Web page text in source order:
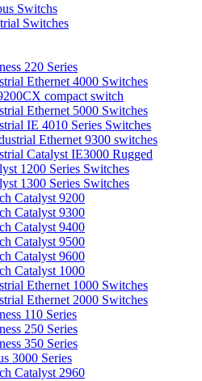
Switchs
Switches
220 Series
Ethernet 4000 Switches
compact switch
Ethernet 5000 Switches
IE 4010 Series Switches
Ethernet 9300 switches
Catalyst IE3000 Rugged
1200 Series Switches
1300 Series Switches
Catalyst 9200
Catalyst 9300
Catalyst 9400
Catalyst 9500
Catalyst 9600
Catalyst 1000
Ethernet 1000 Switches
Ethernet 2000 Switches
110 Series
250 Series
350 Series
3000 Series
Catalyst 2960